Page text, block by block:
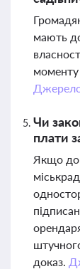
мають
моменту
Чи
плати
Якщо
доказ.